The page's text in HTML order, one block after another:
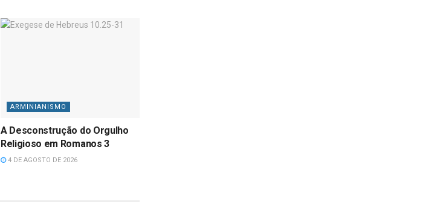
ARMINIANISMO
A Desconstrução do Orgulho
Religioso em Romanos 3
4 DE AGOSTO DE 2026